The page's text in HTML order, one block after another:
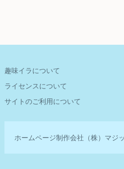
趣味イラについて
ライセンスについて
サイトのご利用について
ホームページ制作会社 （株）マジ